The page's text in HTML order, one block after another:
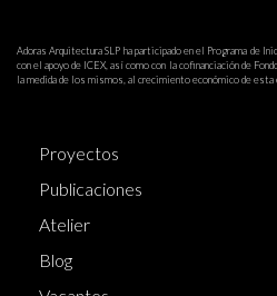
Adoras Arquitectura SLP ha participado en el Programa de
con el apoyo de ICEX, así como con la cofinanciación de
la medida de los mismos, al crecimiento económico de esta
Proyectos
Publicaciones
Atelier
Blog